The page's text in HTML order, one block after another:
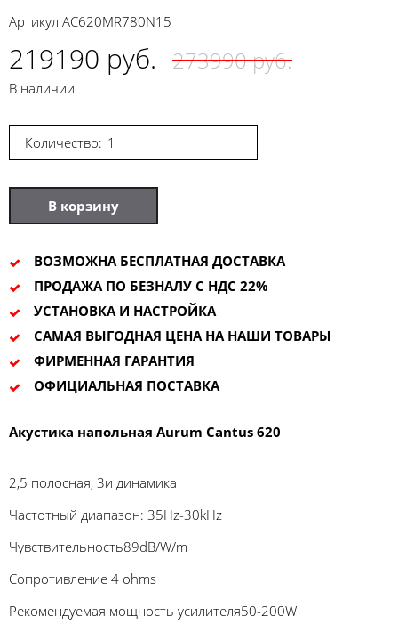
Артикул AC620MR780N15
219190 руб. 273990 руб.
В наличии
Количество:
В корзину
ВОЗМОЖНА БЕСПЛАТНАЯ ДОСТАВКА
ПРОДАЖА ПО БЕЗНАЛУ С НДС 22%
УСТАНОВКА И НАСТРОЙКА
САМАЯ ВЫГОДНАЯ ЦЕНА НА НАШИ ТОВАРЫ
ФИРМЕННАЯ ГАРАНТИЯ
ОФИЦИАЛЬНАЯ ПОСТАВКА
Акустика напольная Aurum Cantus 620
2,5 полосная, 3и динамика
Частотный диапазон: 35Hz-30kHz
Чувствительность89dB/W/m
Сопротивление 4 ohms
Рекомендуемая мощность усилителя50-200W